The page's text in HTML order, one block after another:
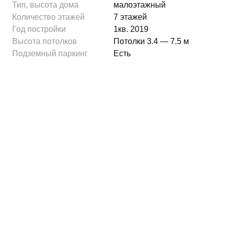
Тип, высота дома
малоэтажный
Количество этажей
7 этажей
Год постройки
1кв. 2019
Высота потолков
Потолки 3.4 — 7.5 м
Подземный паркинг
Есть